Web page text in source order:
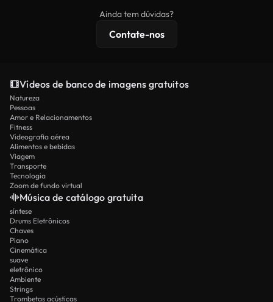
licenciamento estendidas.
Ainda tem dúvidas?
Contate-nos
Vídeos de banco de imagens gratuitos
Natureza
Pessoas
Amor e Relacionamentos
Fitness
Videografia aérea
Alimentos e bebidas
Viagem
Transporte
Tecnologia
Zoom de fundo virtual
Música de catálogo gratuita
síntese
Drums Eletrônicos
Chaves
Piano
Cinemática
suave
eletrônico
Ambiente
Strings
Trombetas acústicas